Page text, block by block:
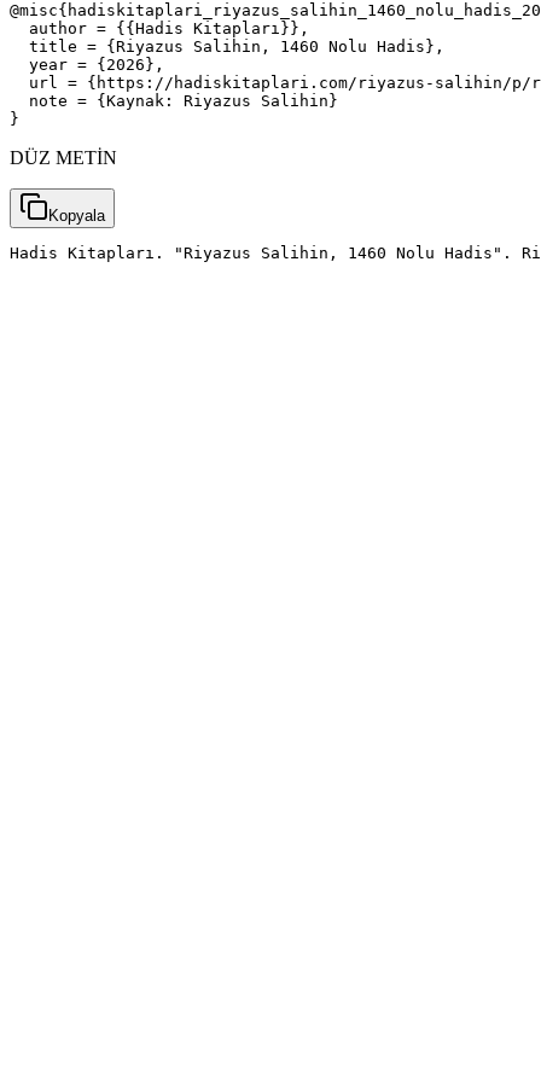
  author = {{Hadis Kitapları}},
  title = {Riyazus Salihin, 1460 Nolu Hadis},
  year = {2026},
url = {https://hadiskitaplari.com/riyazus-salihin/
  note = {Kaynak: Riyazus Salihin}
}
DÜZ METİN
Kopyala
Hadis Kitapları. "Riyazus Salihin, 1460 Nolu Hadis".